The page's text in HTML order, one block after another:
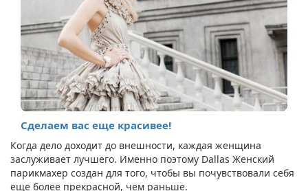
Сделаем вас еще красивее!
Когда дело доходит до внешности, каждая женщина
заслуживает лучшего. Именно поэтому Dallas Женский
парикмахер создан для того, чтобы вы почувствовали себя
еще более прекрасной, чем раньше.